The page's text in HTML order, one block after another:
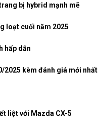
bị hybrid mạnh mẽ
loạt cuối năm 2025
hấp dẫn
2025 kèm đánh giá mới nhất
liệt với Mazda CX-5